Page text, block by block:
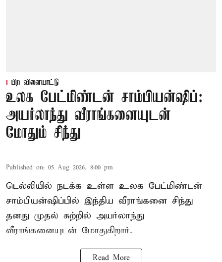
பிற விளையாட்டு
உலக பேட்மிண்டன் சாம்பியன்ஷிப்:
அயர்லாந்து வீராங்கனையுடன்
மோதும் சிந்து
Published on: 05 Aug 2026, 8:00 pm
டெல்லியில் நடக்க உள்ள உலக பேட்மிண்டன்
சாம்பியன்ஷிப்பில் இந்திய வீராங்கனை சிந்து
தனது முதல் சுற்றில் அயர்லாந்து
வீராங்கனையுடன் மோதுகிறார்.
Read More